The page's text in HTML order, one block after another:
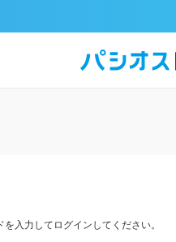
入力してログインしてください。